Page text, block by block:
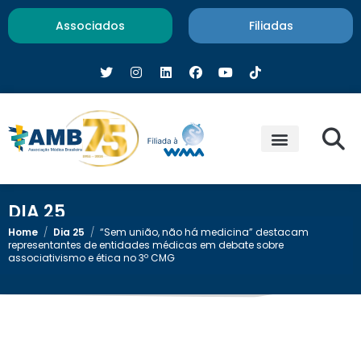
Associados Filiadas
DIA 25
Home / Dia 25 / “Sem união, não há medicina” destacam
representantes de entidades médicas em debate sobre
associativismo e ética no 3º CMG